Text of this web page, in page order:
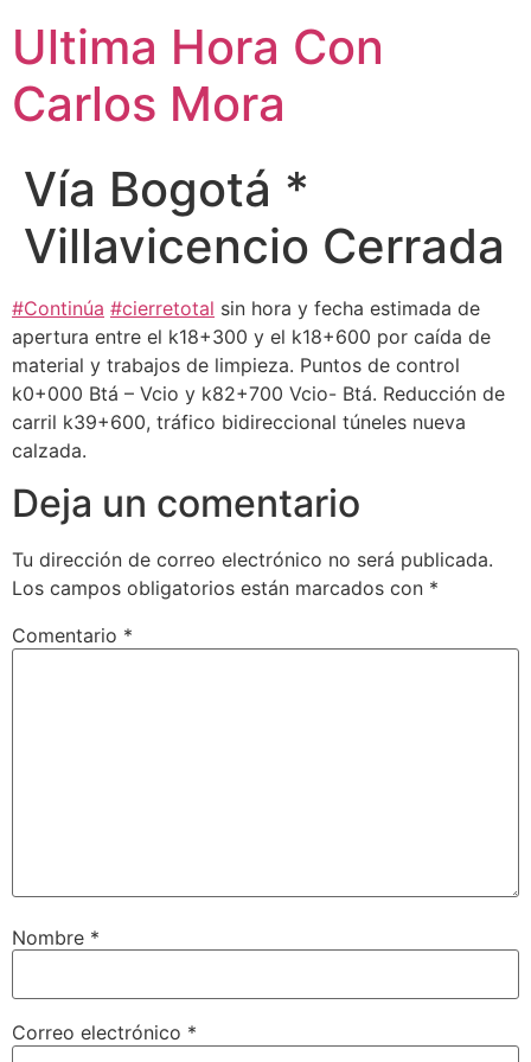
Ultima Hora Con
Carlos Mora
Vía Bogotá *
Villavicencio Cerrada
#Continúa #cierretotal sin hora y fecha estimada de
apertura entre el k18+300 y el k18+600 por caída de
material y trabajos de limpieza. Puntos de control
k0+000 Btá – Vcio y k82+700 Vcio- Btá. Reducción de
carril k39+600, tráfico bidireccional túneles nueva
calzada.
Deja un comentario
Tu dirección de correo electrónico no será publicada.
Los campos obligatorios están marcados con *
Comentario *
Nombre *
Correo electrónico *